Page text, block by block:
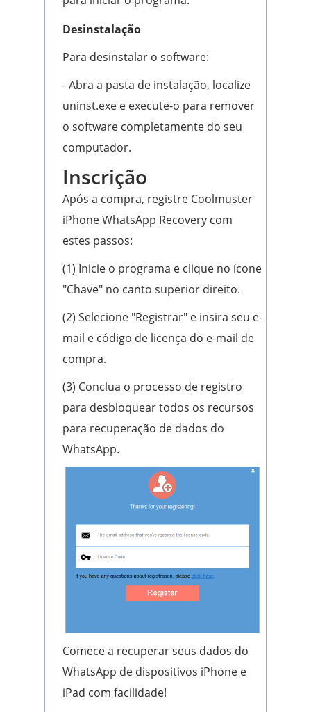
Desinstalação
Para desinstalar o software:
- Abra a pasta de instalação, localize
uninst.exe e execute-o para remover
o software completamente do seu
computador.
Inscrição
Após a compra, registre Coolmuster
iPhone WhatsApp Recovery com
estes passos:
(1) Inicie o programa e clique no ícone
"Chave" no canto superior direito.
(2) Selecione "Registrar" e insira seu e-
mail e código de licença do e-mail de
compra.
(3) Conclua o processo de registro
para desbloquear todos os recursos
para recuperação de dados do
WhatsApp.
Comece a recuperar seus dados do
WhatsApp de dispositivos iPhone e
iPad com facilidade!